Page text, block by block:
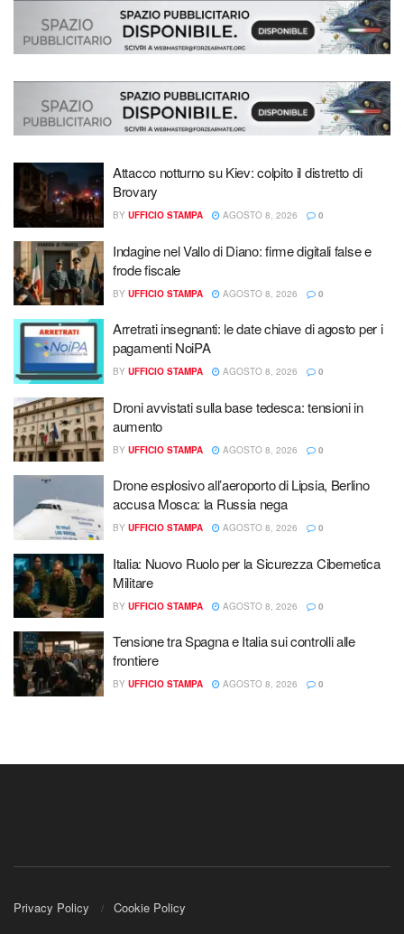
Attacco notturno su Kiev: colpito il distretto di
Brovary
BY UFFICIO STAMPA AGOSTO 8, 2026 0
Indagine nel Vallo di Diano: firme digitali false e
frode fiscale
BY UFFICIO STAMPA AGOSTO 8, 2026 0
Arretrati insegnanti: le date chiave di agosto per i
pagamenti NoiPA
BY UFFICIO STAMPA AGOSTO 8, 2026 0
Droni avvistati sulla base tedesca: tensioni in
aumento
BY UFFICIO STAMPA AGOSTO 8, 2026 0
Drone esplosivo all’aeroporto di Lipsia, Berlino
accusa Mosca: la Russia nega
BY UFFICIO STAMPA AGOSTO 8, 2026 0
Italia: Nuovo Ruolo per la Sicurezza Cibernetica
Militare
BY UFFICIO STAMPA AGOSTO 8, 2026 0
Tensione tra Spagna e Italia sui controlli alle
frontiere
BY UFFICIO STAMPA AGOSTO 8, 2026 0
Privacy Policy Cookie Policy